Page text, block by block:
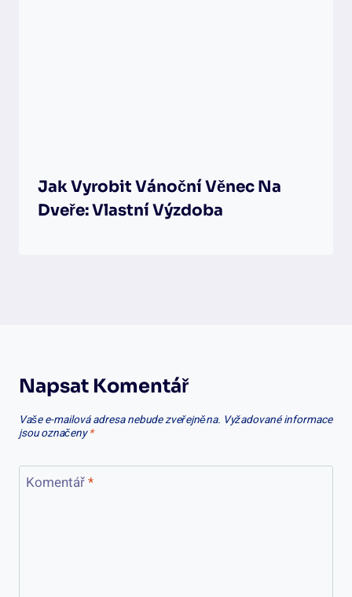
Jak Vyrobit Vánoční Věnec Na
Dveře: Vlastní Výzdoba
Napsat Komentář
Vaše e-mailová adresa nebude zveřejněna. Vyžadované informace
jsou označeny*
Komentář*